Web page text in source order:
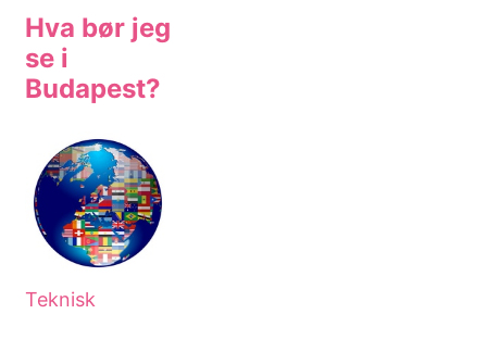
Hva bør jeg
se i
Budapest?
Teknisk